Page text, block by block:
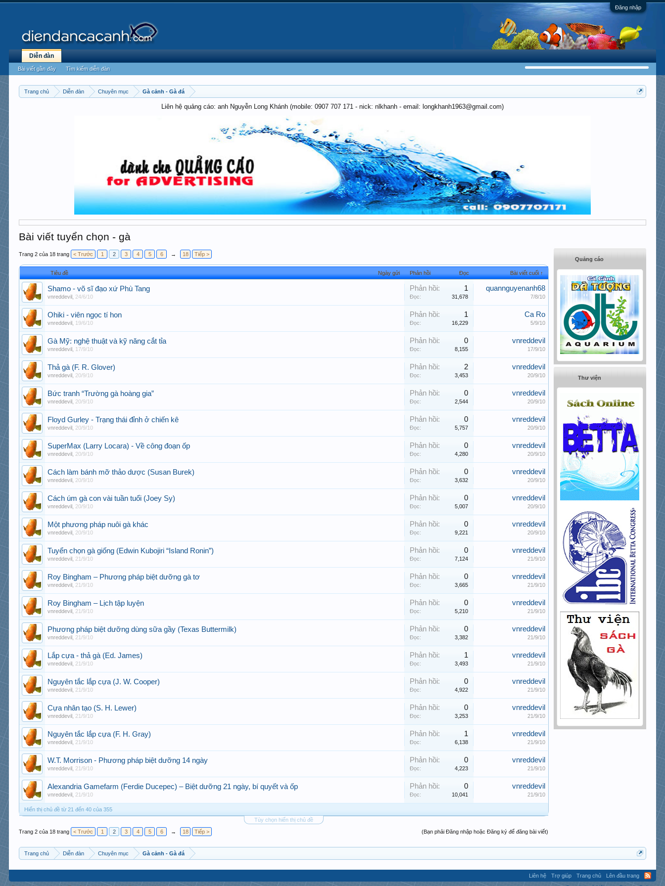
Đăng nhập
Trang chủ Diễn đàn Chuyên mục Gà cảnh - Gà đá
Liên hệ quảng cáo: anh Nguyễn Long Khánh (mobile: 0907 707 171 - nick: nlkhanh - email: longkhanh1963@gmail.com)
Bài viết tuyển chọn - gà
Trang 2 của 18 trang < Trước 1 2 3 4 5 6 → 18 Tiếp >
Tiêu đề Ngày gửi Phản hồi Đọc Bài viết cuối ↑
Shamo - võ sĩ đạo xứ Phù Tang
vnreddevil 24/6/10
Phản hồi: 1
Đọc: 31,678
quannguyenanh68
7/8/10
Ohiki - viên ngọc tí hon
vnreddevil 19/6/10
Phản hồi: 1
Đọc: 16,229
Ca Ro
5/9/10
Gà Mỹ: nghệ thuật và kỹ năng cắt tỉa
vnreddevil 17/9/10
Phản hồi: 0
Đọc: 8,155
vnreddevil
17/9/10
Thả gà (F. R. Glover)
vnreddevil 20/9/10
Phản hồi: 2
Đọc: 3,453
vnreddevil
20/9/10
Bức tranh “Trường gà hoàng gia”
vnreddevil 20/9/10
Phản hồi: 0
Đọc: 2,544
vnreddevil
20/9/10
Floyd Gurley - Trạng thái đỉnh ở chiến kê
vnreddevil 20/9/10
Phản hồi: 0
Đọc: 5,757
vnreddevil
20/9/10
SuperMax (Larry Locara) - Về công đoạn ốp
vnreddevil 20/9/10
Phản hồi: 0
Đọc: 4,280
vnreddevil
20/9/10
Cách làm bánh mỡ thảo dược (Susan Burek)
vnreddevil 20/9/10
Phản hồi: 0
Đọc: 3,632
vnreddevil
20/9/10
Cách úm gà con vài tuần tuổi (Joey Sy)
vnreddevil 20/9/10
Phản hồi: 0
Đọc: 5,007
vnreddevil
20/9/10
Một phương pháp nuôi gà khác
vnreddevil 20/9/10
Phản hồi: 0
Đọc: 9,221
vnreddevil
20/9/10
Tuyển chọn gà giống (Edwin Kubojiri “Island Ronin”)
vnreddevil 21/9/10
Phản hồi: 0
Đọc: 7,124
vnreddevil
21/9/10
Roy Bingham – Phương pháp biệt dưỡng gà tơ
vnreddevil 21/9/10
Phản hồi: 0
Đọc: 3,665
vnreddevil
21/9/10
Roy Bingham – Lịch tập luyện
vnreddevil 21/9/10
Phản hồi: 0
Đọc: 5,210
vnreddevil
21/9/10
Phương pháp biệt dưỡng dùng sữa gầy (Texas Buttermilk)
vnreddevil 21/9/10
Phản hồi: 0
Đọc: 3,382
vnreddevil
21/9/10
Lắp cựa - thả gà (Ed. James)
vnreddevil 21/9/10
Phản hồi: 1
Đọc: 3,493
vnreddevil
21/9/10
Nguyên tắc lắp cựa (J. W. Cooper)
vnreddevil 21/9/10
Phản hồi: 0
Đọc: 4,922
vnreddevil
21/9/10
Cựa nhân tạo (S. H. Lewer)
vnreddevil 21/9/10
Phản hồi: 0
Đọc: 3,253
vnreddevil
21/9/10
Nguyên tắc lắp cựa (F. H. Gray)
vnreddevil 21/9/10
Phản hồi: 1
Đọc: 6,138
vnreddevil
21/9/10
W.T. Morrison - Phương pháp biệt dưỡng 14 ngày
vnreddevil 21/9/10
Phản hồi: 0
Đọc: 4,223
vnreddevil
21/9/10
Alexandria Gamefarm (Ferdie Ducepec) – Biệt dưỡng 21 ngày, bí quyết và ốp
vnreddevil 21/9/10
Phản hồi: 0
Đọc: 10,041
vnreddevil
21/9/10
Hiển thị chủ đề từ 21 đến 40 của 355
Tùy chọn hiển thị chủ đề
(Bạn phải Đăng nhập hoặc Đăng ký để đăng bài viết)
Trang 2 của 18 trang < Trước 1 2 3 4 5 6 → 18 Tiếp >
Quảng cáo
Thư viện
Trang chủ Diễn đàn Chuyên mục Gà cảnh - Gà đá
Diễn đàn
Bài viết gần đây Tìm kiếm diễn đàn
Liên hệ Trợ giúp Trang chủ
Lên đầu trang